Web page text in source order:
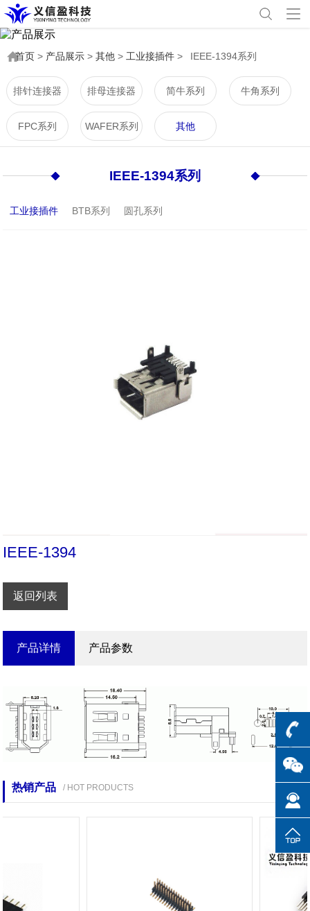
首页 > 产品展示 >其他 > 工业接插件 > IEEE-1394系列
排针连接器 排母连接器 简牛系列 牛角系列
FPC系列 WAFER系列 其他
IEEE-1394系列
工业接插件 BTB系列 圆孔系列
IEEE-1394
返回列表
产品详情 产品参数
热销产品 / HOT PRODUCTS